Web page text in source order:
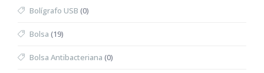
Bolígrafo USB (0)
Bolsa (19)
Bolsa Antibacteriana (0)